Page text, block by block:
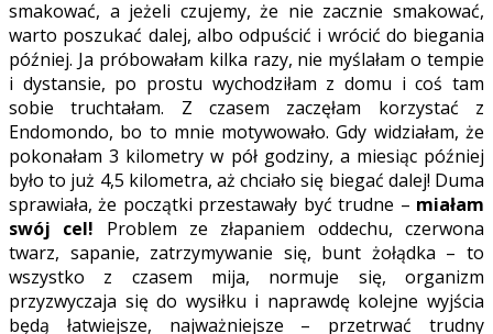
smakować, a jeżeli czujemy, że nie zacznie smakować,
warto poszukać dalej, albo odpuścić i wrócić do biegania
później. Ja próbowałam kilka razy, nie myślałam o tempie
i dystansie, po prostu wychodziłam z domu i coś tam
sobie truchtałam. Z czasem zaczęłam korzystać z
Endomondo, bo to mnie motywowało. Gdy widziałam, że
pokonałam 3 kilometry w pół godziny, a miesiąc później
było to już 4,5 kilometra, aż chciało się biegać dalej! Duma
sprawiała, że początki przestawały być trudne – miałam
swój cel! Problem ze złapaniem oddechu, czerwona
twarz, sapanie, zatrzymywanie się, bunt żołądka – to
wszystko z czasem mija, normuje się, organizm
przyzwyczaja się do wysiłku i naprawdę kolejne wyjścia
będą łatwiejsze, najważniejsze – przetrwać trudny